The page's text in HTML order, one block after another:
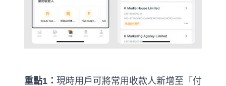
重點1： 現時用戶可將常用收款人新增至「付